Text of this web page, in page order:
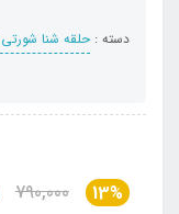
دسته : حلقه شنا
13%
790,000